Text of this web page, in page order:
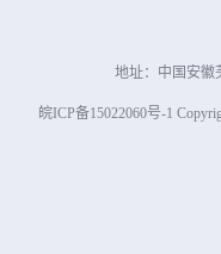
地址：中国安
皖ICP备15022060号-1